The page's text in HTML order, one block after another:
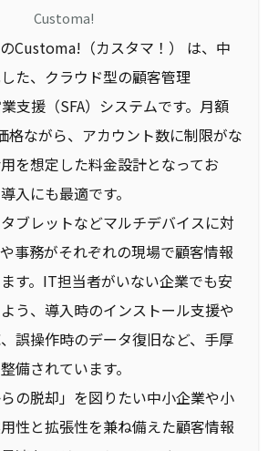
Customa!
Customa!（カスタマ！） は、中
た、クラウド型の顧客管理
業支援（SFA）システムです。月額
格ながら、アカウント数に制限がな
を想定した料金設計となってお
入にも最適です。
ブレットなどマルチデバイスに対
事務がそれぞれの現場で顧客情報
す。IT担当者がいない企業でも安
う、導入時のインストール支援や
誤操作時のデータ復旧など、手厚
備されています。
らの脱却」を図りたい中小企業や小
性と拡張性を兼ね備えた顧客情報